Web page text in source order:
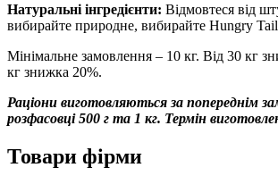
Натуральні інгредієнти: Відмовтеся від
вибирайте природне, вибирайте Hungry
Мінімальне замовлення – 10 кг. Від 30 кг
кг знижка 20%.
Раціони виготовляються за попереднім
розфасовці 500 г та 1 кг. Термін
Товари фірми